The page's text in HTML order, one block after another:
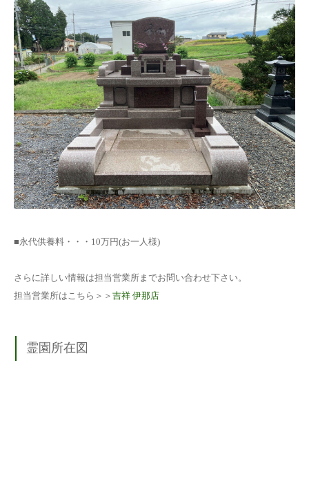
■永代供養料・・・10万円(お一人様)
さらに詳しい情報は担当営業所までお問い合わせ下さい。
担当営業所はこちら＞＞ 吉祥 伊那店
霊園所在図